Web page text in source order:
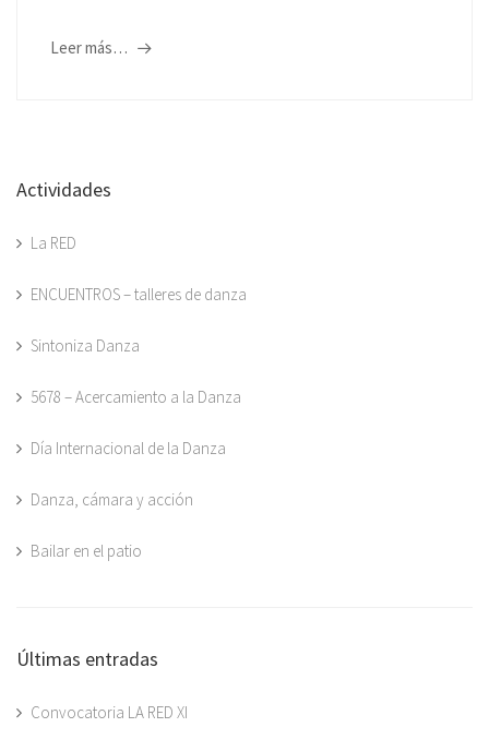
Leer más…
Actividades
La RED
ENCUENTROS – talleres de danza
Sintoniza Danza
5678 – Acercamiento a la Danza
Día Internacional de la Danza
Danza, cámara y acción
Bailar en el patio
Últimas entradas
Convocatoria LA RED XI